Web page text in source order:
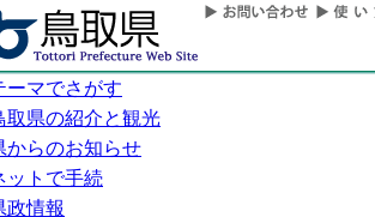
ーマでさがす
取県の紹介と観光
からのお知らせ
ットで手続
政情報